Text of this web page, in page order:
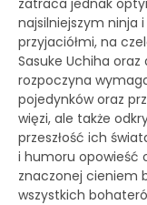
najsilniejszym ninja
przyjaciółmi, na
Sasuke Uchiha
rozpoczyna
pojedynków oraz
więzi, ale także
przeszłość ich
i humoru opowieść
znaczonej cieniem
wszystkich